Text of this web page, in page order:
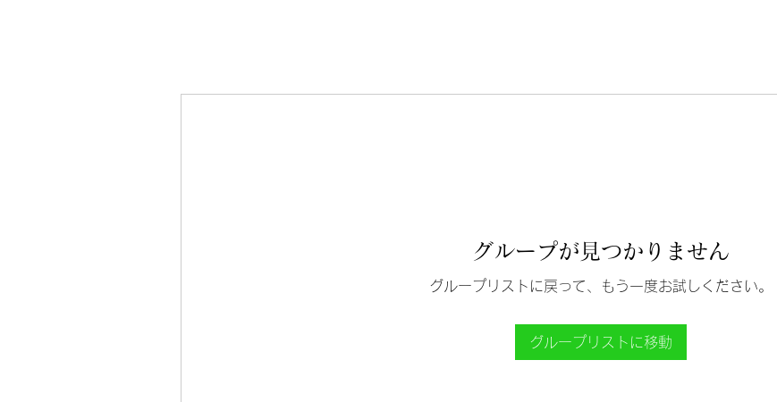
グループが見つかりません
グループリストに戻って、もう一度お試しください。
グループリストに移動